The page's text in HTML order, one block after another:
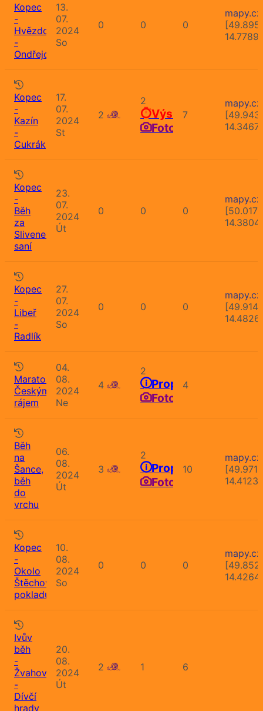
Kopec
-
Hvězdonice
-
Ondřejov
13.
07.
2024
So
0 0 0
Kopec
-
Kazín
-
Cukrák
17.
07.
2024
St
2
2
Výsledky
Fotografie
7
Kopec
-
Běh
za
Sliveneckou
saní
23.
07.
2024
Út
0 0 0
Kopec
-
Libeř
-
Radlík
27.
07.
2024
So
0 0 0
Maraton
Českým
rájem
04.
08.
2024
Ne
4
2
Propozice
Fotografie
4
Běh
na
Šance,
běh
do
vrchu
06.
08.
2024
Út
3
2
Propozice
Fotografie
10
Kopec
-
Okolo
Štěchovického
pokladu
10.
08.
2024
So
0 0 0
Ivův
běh
-
Žvahov
-
Dívčí
hrady
20.
08.
2024
Út
2 1 6